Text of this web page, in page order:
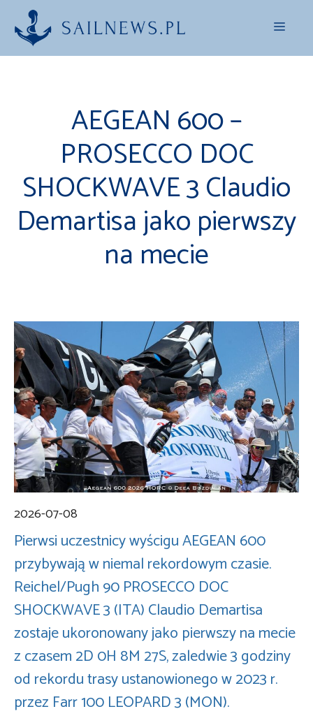
Przejdź
treści
Menu
AEGEAN 600 –
PROSECCO DOC
SHOCKWAVE 3 Claudio
Demartisa jako pierwszy
na mecie
2026-07-08
Pierwsi uczestnicy wyścigu AEGEAN 600
przybywają w niemal rekordowym czasie.
Reichel/Pugh 90 PROSECCO DOC
SHOCKWAVE 3 (ITA) Claudio Demartisa
zostaje ukoronowany jako pierwszy na mecie
z czasem 2D 0H 8M 27S, zaledwie 3 godziny
od rekordu trasy ustanowionego w 2023 r.
przez Farr 100 LEOPARD 3 (MON).